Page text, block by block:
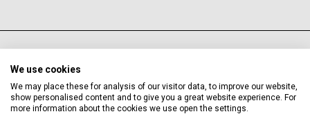
We use cookies
We may place these for analysis of our visitor data, to improve our website,
show personalised content and to give you a great website experience. For
more information about the cookies we use open the settings.